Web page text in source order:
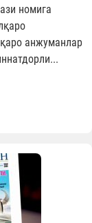
номига
анжуманлар